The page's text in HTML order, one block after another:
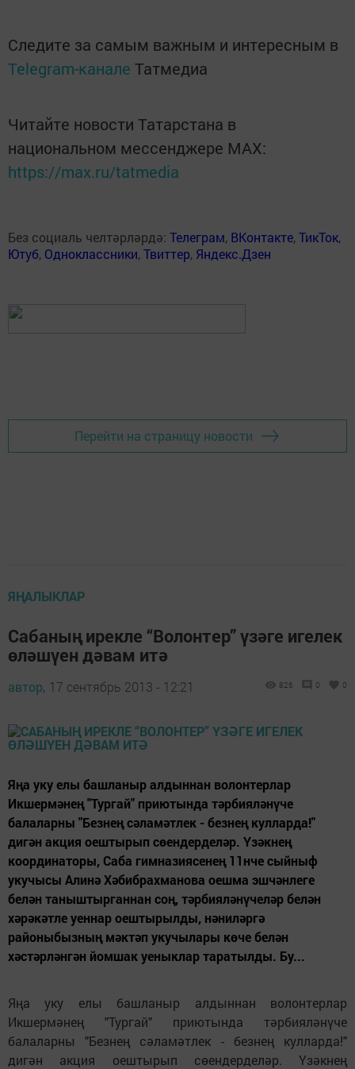
Следите за самым важным и интересным в
Telegram-канале Татмедиа
Читайте новости Татарстана в
национальном мессенджере MАХ:
https://max.ru/tatmedia
Без социаль челтәрләрдә: Телеграм, ВКонтакте,ТикТок,
Ютуб, Одноклассники,Твиттер, Яндекс.Дзен
Перейти на страницу новости
ЯҢАЛЫКЛАР
Сабаның ирекле “Волонтер” үзәге игелек
өләшүен дәвам итә
автор, 17 сентябрь 2013 - 12:21 826 0 0
Яңа уку елы башланыр алдыннан волонтерлар
Икшермәнең "Тургай" приютында тәрбияләнүче
балаларны "Безнең сәламәтлек - безнең кулларда!"
дигән акция оештырып сөендерделәр. Үзәкнең
координаторы, Саба гимназиясенең 11нче сыйныф
укучысы Алинә Хәбибрахманова оешма эшчәнлеге
белән таныштырганнан соң, тәрбияләнүчеләр белән
хәрәкәтле уеннар оештырылды, нәниләргә
районыбызның мәктәп укучылары көче белән
хәстәрләнгән йомшак уеныклар таратылды. Бу...
Яңа уку елы башланыр алдыннан волонтерлар
Икшермәнең "Тургай" приютында тәрбияләнүче
балаларны "Безнең сәламәтлек - безнең кулларда!"
дигән акция оештырып сөендерделәр. Үзәкнең